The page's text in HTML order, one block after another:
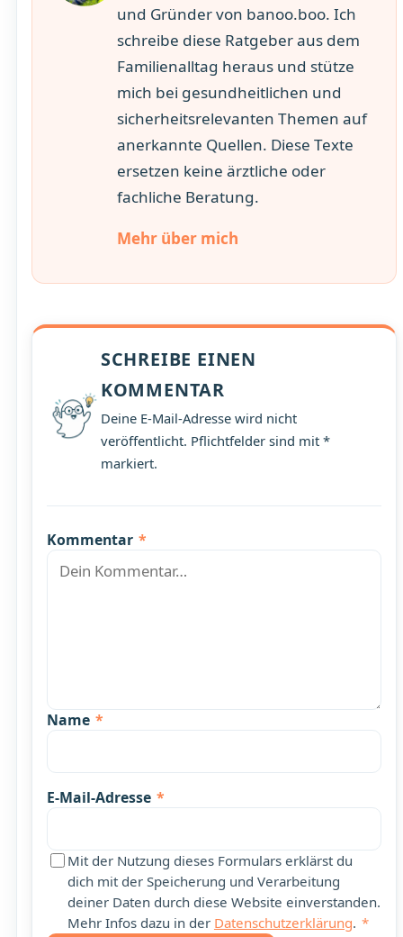
und Gründer von banoo.boo. Ich
schreibe diese Ratgeber aus dem
Familienalltag heraus und stütze
mich bei gesundheitlichen und
sicherheitsrelevanten Themen auf
anerkannte Quellen. Diese Texte
ersetzen keine ärztliche oder
fachliche Beratung.
Mehr über mich
SCHREIBE EINEN
KOMMENTAR
Deine E-Mail-Adresse wird nicht
veröffentlicht. Pflichtfelder sind mit *
markiert.
Kommentar *
Name *
E-Mail-Adresse *
Mit der Nutzung dieses Formulars erklärst du
dich mit der Speicherung und Verarbeitung
deiner Daten durch diese Website einverstanden.
Mehr Infos dazu in der Datenschutzerklärung. *